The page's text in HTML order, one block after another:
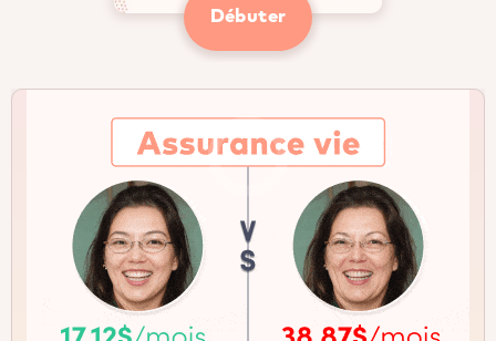
Débuter